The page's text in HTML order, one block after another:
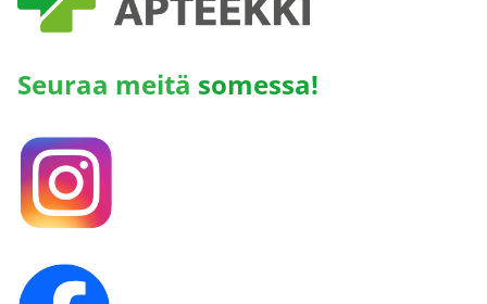
Seuraa meitä somessa!